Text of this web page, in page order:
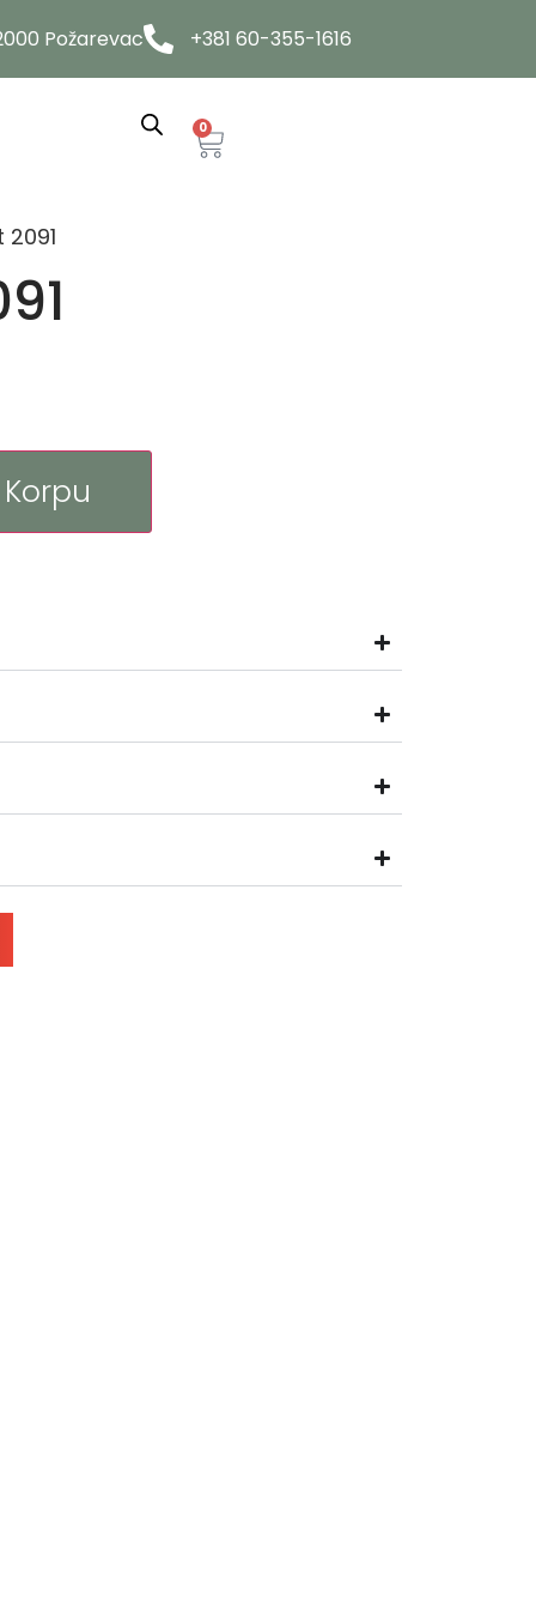
Požarevac +381 60-355-1616
0